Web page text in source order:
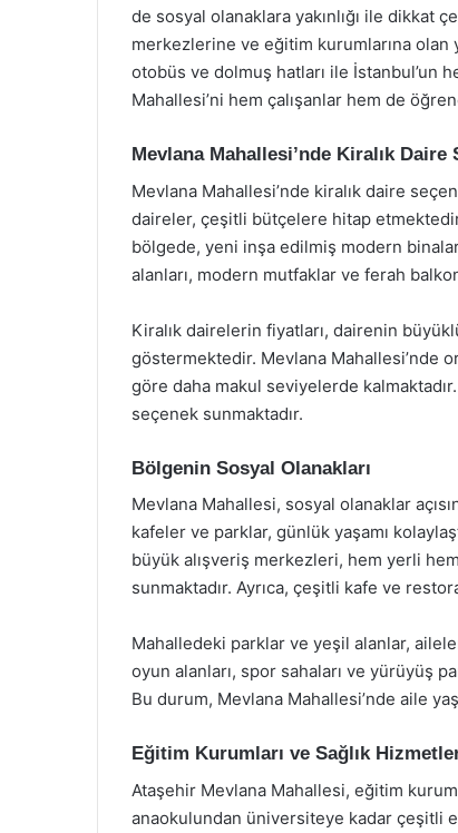
de sosyal olanaklara yakınlığı ile dikkat
merkezlerine ve eğitim kurumlarına olan
otobüs ve dolmuş hatları ile İstanbul’un
Mahallesi’ni hem çalışanlar hem de
Mevlana Mahallesi’nde Kiralık Daire
Mevlana Mahallesi’nde kiralık daire
daireler, çeşitli bütçelere hitap
bölgede, yeni inşa edilmiş modern
alanları, modern mutfaklar ve ferah
Kiralık dairelerin fiyatları, dairenin
göstermektedir. Mevlana Mahallesi’nde
göre daha makul seviyelerde
seçenek sunmaktadır.
Bölgenin Sosyal Olanakları
Mevlana Mahallesi, sosyal olanaklar
kafeler ve parklar, günlük yaşamı
büyük alışveriş merkezleri, hem yerli
sunmaktadır. Ayrıca, çeşitli kafe ve
Mahalledeki parklar ve yeşil alanlar,
oyun alanları, spor sahaları ve yürüyüş
Bu durum, Mevlana Mahallesi’nde aile
Eğitim Kurumları ve Sağlık
Ataşehir Mevlana Mahallesi, eğitim
anaokulundan üniversiteye kadar çeşitli